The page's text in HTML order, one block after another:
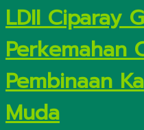
LDII Ciparay
Perkemahan
Pembinaan
Muda